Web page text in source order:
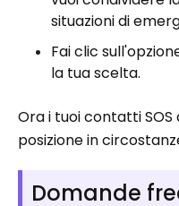
situazioni di
Fai clic
la tua scelta.
Ora i tuoi contatti
posizione in
Domande